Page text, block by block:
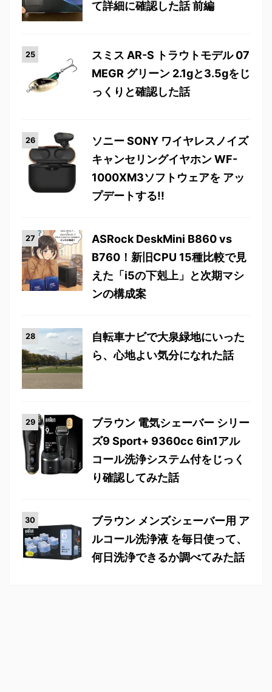
て詳細に確認した話 前編
スミス AR-S トラウトモデル 07
MEGR グリーン 2.1gと3.5gをじ
っくりと確認した話
ソニー SONY ワイヤレスノイズ
キャンセリングイヤホン WF-
1000XM3ソフトウェアを アッ
プデートする!!
ASRock DeskMini B860 vs
B760！新旧CPU 15種比較で見
えた「i5の下剋上」と次期マシ
ンの構成案
自転車ナビで大泉緑地にいった
ら、心地よい気分になれた話
ブラウン 電気シェーバー シリー
ズ9 Sport+ 9360cc 6in1アル
コール洗浄システム付をじっく
り確認してみた話
ブラウン メンズシェーバー用 ア
ルコール洗浄液 を毎日使って、
何日洗浄できるか調べてみた話